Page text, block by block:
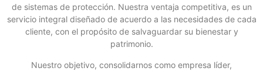
de sistemas de protección. Nuestra ventaja competitiva, es un
servicio integral diseñado de acuerdo a las necesidades de cada
cliente, con el propósito de salvaguardar su bienestar y
patrimonio.
Nuestro objetivo, consolidarnos como empresa líder,